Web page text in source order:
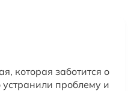
которая заботится о
проблему и